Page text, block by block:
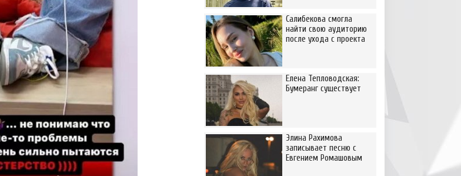
Салибекова смогла
найти свою аудиторию
после ухода с проекта
Елена Тепловодская:
Бумеранг существует
Элина Рахимова
записывает песню с
Евгением Ромашовым